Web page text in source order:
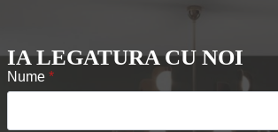
IA LEGATURA CU NOI
Nume *